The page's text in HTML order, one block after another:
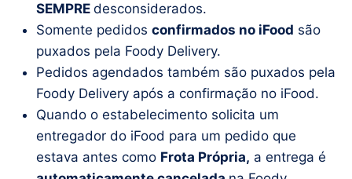
SEMPRE desconsiderados.
Somente pedidos confirmados no iFood são
puxados pela Foody Delivery.
Pedidos agendados também são puxados pela
Foody Delivery após a confirmação no iFood.
Quando o estabelecimento solicita um
entregador do iFood para um pedido que
estava antes como Frota Própria, a entrega é